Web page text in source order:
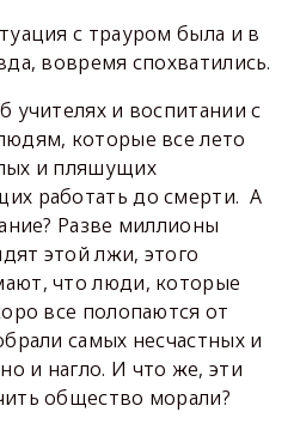
с трауром была и в
вовремя спохватились.
учителях и воспитании с
которые все лето
и пляшущих
работать до смерти. А
Разве миллионы
этой лжи, этого
что люди, которые
все полопаются от
самых несчастных и
и нагло. И что же, эти
общество морали?